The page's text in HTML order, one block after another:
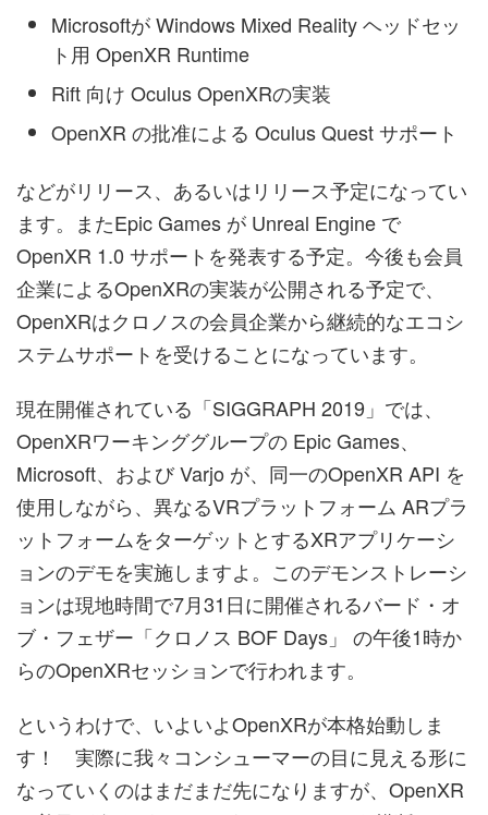
Microsoftが Windows Mixed Reality ヘッドセッ
ト用 OpenXR Runtime
Rift 向け Oculus OpenXRの実装
OpenXR の批准による Oculus Quest サポート
などがリリース、あるいはリリース予定になってい
ます。またEpic Games が Unreal Engine で
OpenXR 1.0 サポートを発表する予定。今後も会員
企業によるOpenXRの実装が公開される予定で、
OpenXRはクロノスの会員企業から継続的なエコシ
ステムサポートを受けることになっています。
現在開催されている「SIGGRAPH 2019」では、
OpenXRワーキンググループの Epic Games、
Microsoft、および Varjo が、同一のOpenXR API を
使用しながら、異なるVRプラットフォーム ARプラ
ットフォームをターゲットとするXRアプリケーシ
ョンのデモを実施しますよ。このデモンストレーシ
ョンは現地時間で7月31日に開催されるバード・オ
ブ・フェザー「クロノス BOF Days」 の午後1時か
らのOpenXRセッションで行われます。
というわけで、いよいよOpenXRが本格始動しま
す！ 実際に我々コンシューマーの目に見える形に
なっていくのはまだまだ先になりますが、OpenXR